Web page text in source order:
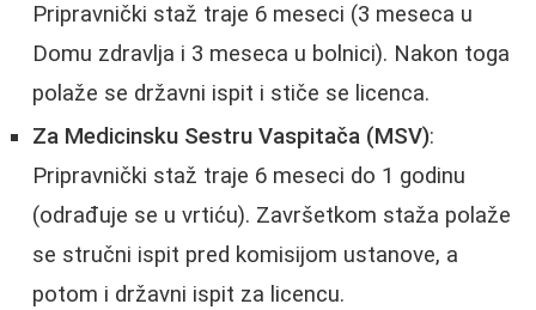
Pripravnički staž traje 6 meseci (3 meseca u
Domu zdravlja i 3 meseca u bolnici). Nakon toga
polaže se državni ispit i stiče se licenca.
Za Medicinsku Sestru Vaspitača (MSV):
Pripravnički staž traje 6 meseci do 1 godinu
(odrađuje se u vrtiću). Završetkom staža polaže
se stručni ispit pred komisijom ustanove, a
potom i državni ispit za licencu.